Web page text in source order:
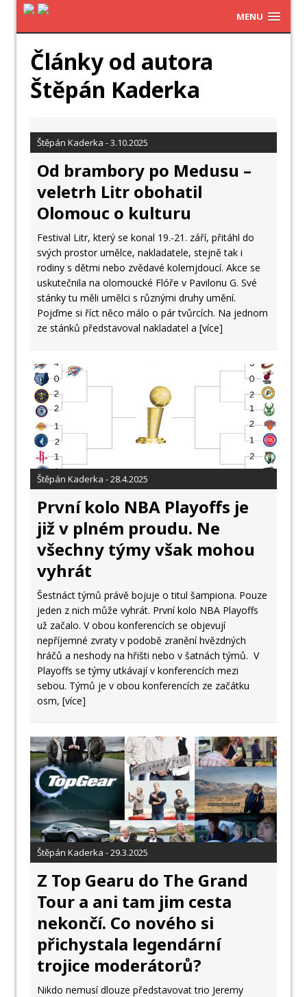
MENU
Články od autora
Štěpán Kaderka
Štěpán Kaderka - 3.10.2025
Od brambory po Medusu –
veletrh Litr obohatil
Olomouc o kulturu
Festival Litr, který se konal 19.-21. září, přitáhl do
svých prostor umělce, nakladatele, stejně tak i
rodiny s dětmi nebo zvědavé kolemjdoucí. Akce se
uskutečnila na olomoucké Flóře v Pavilonu G. Své
stánky tu měli umělci s různými druhy umění.
Pojďme si říct něco málo o pár tvůrcích. Na jednom
ze stánků představoval nakladatel a [více]
Štěpán Kaderka - 28.4.2025
První kolo NBA Playoffs je
již v plném proudu. Ne
všechny týmy však mohou
vyhrát
Šestnáct týmů právě bojuje o titul šampiona. Pouze
jeden z nich může vyhrát. První kolo NBA Playoffs
už začalo. V obou konferencích se objevují
nepříjemné zvraty v podobě zranění hvězdných
hráčů a neshody na hřišti nebo v šatnách týmů. V
Playoffs se týmy utkávají v konferencích mezi
sebou. Týmů je v obou konferencích ze začátku
osm, [více]
Štěpán Kaderka - 29.3.2025
Z Top Gearu do The Grand
Tour a ani tam jim cesta
nekončí. Co nového si
přichystala legendární
trojice moderátorů?
Nikdo nemusí dlouze představovat trio Jeremy